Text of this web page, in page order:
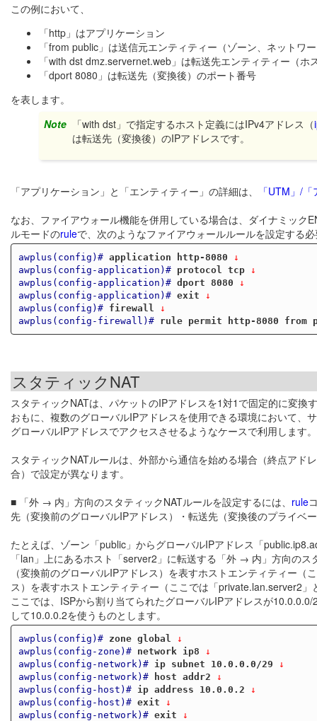
この例において、
「http」はアプリケーション
「from public」は送信元エンティティー（ゾーン、ネットワ
「with dst dmz.servernet.web」は転送先エンティティー（ホ
「dport 8080」は転送先（変換後）のポート番号
を表します。
Note
「with dst」で指定するホスト定義にはIPv4アドレス（
は転送先（変換後）のIPアドレスです。
「アプリケーション」と「エンティティー」の詳細は、
「UTM」/
なお、ファイアウォール機能を併用している場合は、ダイナミッ
ルモードのruleで、次のようなファイアウォールルールを設定する
awplus(config)# application http-8080 ↓
awplus(config-application)#
protocol tcp ↓
awplus(config-application)# dport 8080 ↓
awplus(config-application)# exit ↓
awplus(config)#
firewall
↓
awplus(config-firewall)#
rule permit http-8080 from
スタティックNAT
スタティックNATは、パケットのIPアドレスを1対1で固定的に変換
おもに、複数のグローバルIPアドレスを使用できる環境において
グローバルIPアドレスでアクセスさせるようなケースで利用します。
スタティックNATルールは、外部から通信を始める場合（終点ア
合）で設定が異なります。
■ 「外 → 内」方向のスタティックNATルールを設定するには、 rule
先（変換前のグローバルIPアドレス）・転送先（変換後のプライベ
たとえば、ゾーン「public」からグローバルIPアドレス「
「lan」上にあるホスト「server2」に転送する「外 → 内」方向の
（変換前のグローバルIPアドレス）を表すホストエンティティー
ス）を表すホストエンティティー（ここでは「private.lan.server2」
ここでは、ISPから割り当てられたグローバルIPアドレスが
して10.0.0.2を使うものとします。
awplus(config)# zone global
↓
awplus(config-zone)#
network ip8 ↓
awplus(config-network)#
ip subnet 10.0.0.0/29 ↓
awplus(config-network)#
host addr2 ↓
awplus(config-host)#
ip address 10.0.0.2 ↓
awplus(config-host)# exit ↓
awplus(config-network)# exit ↓